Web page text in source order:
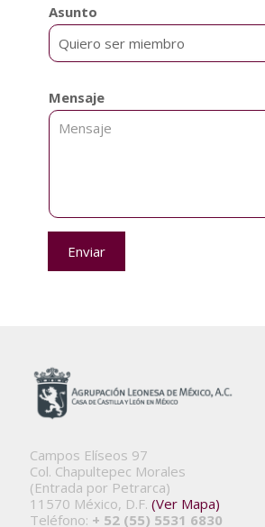
Asunto
Mensaje
Enviar
Campos Elíseos 97
Col. Chapultepec Morales
(Entrada por Petrarca)
11570 México, D.F. (Ver Mapa)
Teléfono: + 52 (55) 5531 6830